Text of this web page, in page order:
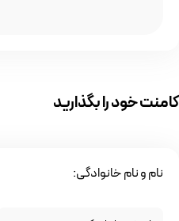
کامنت خود را بگذارید
نام و نام خانوادگی: